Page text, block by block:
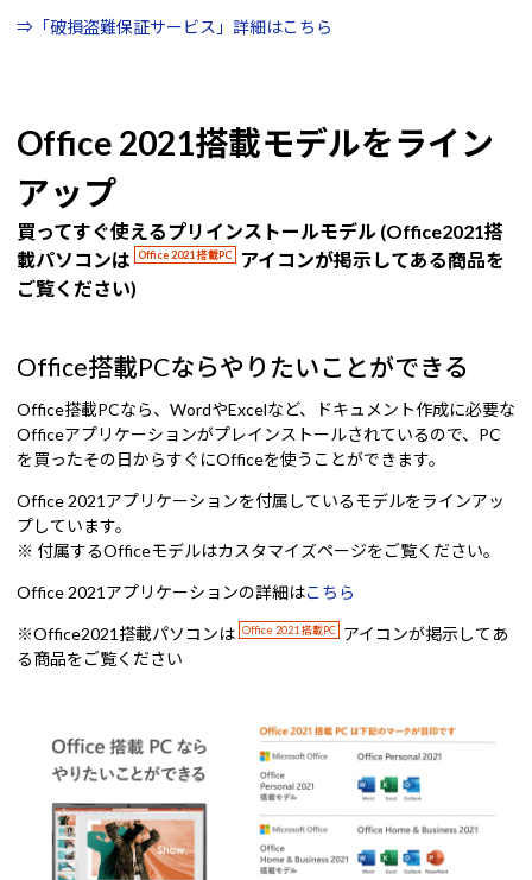
⇒「破損盗難保証サービス」詳細はこちら
Office 2021搭載モデルをライン
アップ
買ってすぐ使えるプリインストールモデル (Office2021搭
載パソコンは
Office 2021 搭載PC
アイコンが掲示してある商品を
ご覧ください)
Office搭載PCならやりたいことができる
Office搭載PCなら、WordやExcelなど、ドキュメント作成に必要な
Officeアプリケーションがプレインストールされているので、PC
を買ったその日からすぐにOfficeを使うことができます。
Office 2021アプリケーションを付属しているモデルをラインアッ
プしています。
※ 付属するOfficeモデルはカスタマイズページをご覧ください。
Office 2021アプリケーションの詳細はこちら
※Office2021搭載パソコンは Office 2021 搭載PC
アイコンが掲示してあ
る商品をご覧ください